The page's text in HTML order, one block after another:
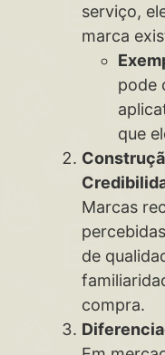
serviço,
marca
pode
que
Marcas
de
compra.